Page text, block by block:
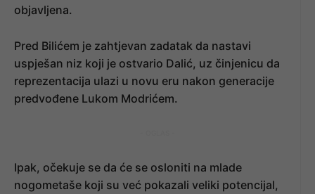
objavljena.
Pred Bilićem je zahtjevan zadatak da nastavi
uspješan niz koji je ostvario Dalić, uz činjenicu da
reprezentacija ulazi u novu eru nakon generacije
predvođene Lukom Modrićem.
Ipak, očekuje se da će se osloniti na mlade
nogometaše koji su već pokazali veliki potencijal,